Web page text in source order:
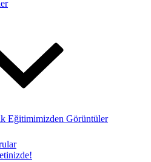
Eğitimimizden Görüntüler